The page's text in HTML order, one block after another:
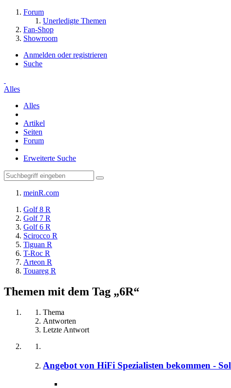
Forum
Unerledigte Themen
Fan-Shop
Showroom
Anmelden oder registrieren
Suche
Alles
Alles
Artikel
Seiten
Forum
Erweiterte Suche
meinR.com
Golf 8 R
Golf 7 R
Golf 6 R
Scirocco R
Tiguan R
T-Roc R
Arteon R
Touareg R
Themen mit dem Tag „6R“
Thema
Antworten
Letzte Antwort
Angebot von HiFi Spezialisten bekommen -